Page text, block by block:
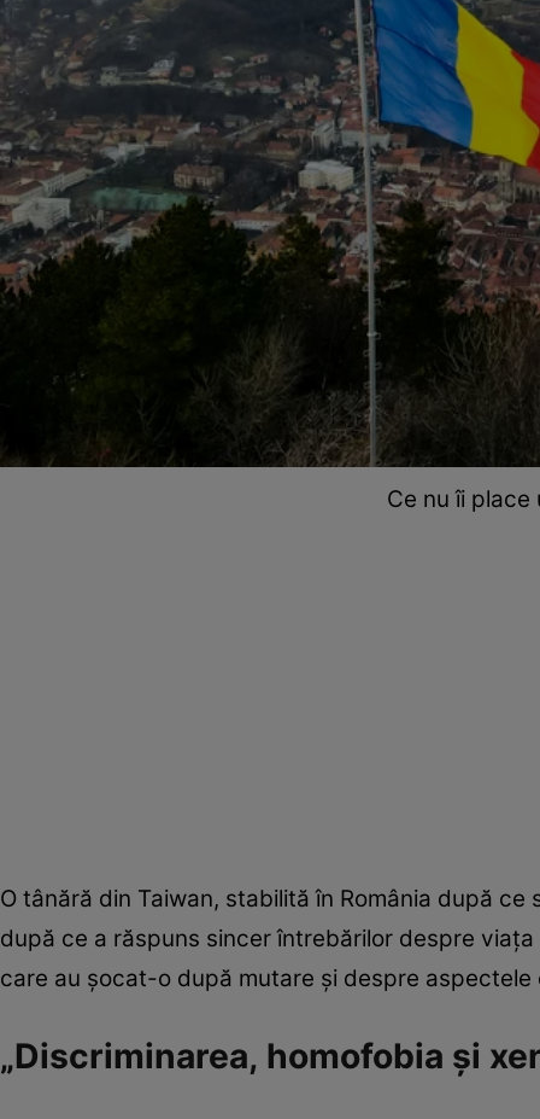
Ce nu îi place
O tânără din Taiwan, stabilită în România după
după ce a răspuns sincer întrebărilor despre
care au șocat-o după mutare și despre
„Discriminarea, homofobia și